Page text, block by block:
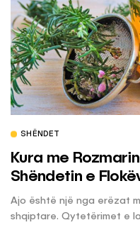
SHËNDET
Kura me
Shëndetin e
Ajo është një nga erëzat
shqiptare. Qytetërimet e